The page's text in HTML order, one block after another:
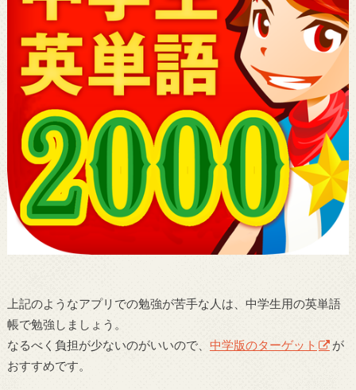
上記のようなアプリでの勉強が苦手な人は、中学生用の英単語
帳で勉強しましょう。
なるべく負担が少ないのがいいので、 中学版のターゲット
が
おすすめです。